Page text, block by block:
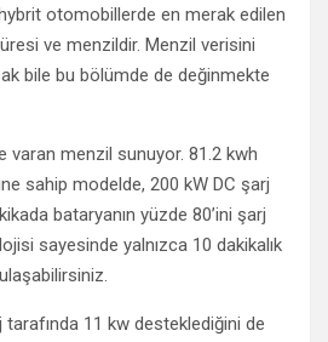
otomobillerde en merak edilen
ve menzildir. Menzil verisini
bile bu bölümde de değinmekte
varan menzil sunuyor. 81.2 kwh
sahip modelde, 200 kW DC şarj
bataryanın yüzde 80’ini şarj
sayesinde yalnızca 10 dakikalık
11 kw desteklediğini de